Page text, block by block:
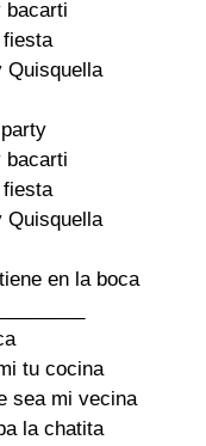
bacarti
fiesta
Quisquella
bacarti
fiesta
Quisquella
en la boca
tu cocina
sea mi vecina
la chatita